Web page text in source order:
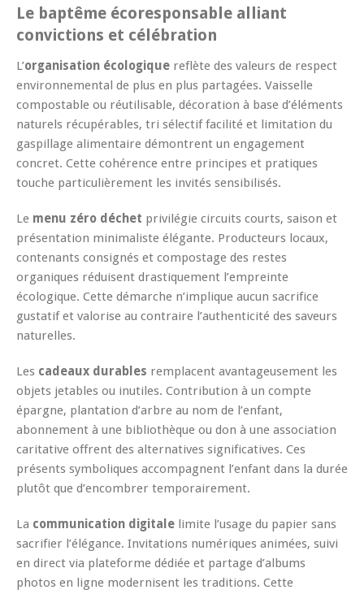
Le baptême écoresponsable alliant
convictions et célébration
L’organisation écologique reflète des valeurs de respect
environnemental de plus en plus partagées. Vaisselle
compostable ou réutilisable, décoration à base d’éléments
naturels récupérables, tri sélectif facilité et limitation du
gaspillage alimentaire démontrent un engagement
concret. Cette cohérence entre principes et pratiques
touche particulièrement les invités sensibilisés.
Le menu zéro déchet privilégie circuits courts, saison et
présentation minimaliste élégante. Producteurs locaux,
contenants consignés et compostage des restes
organiques réduisent drastiquement l’empreinte
écologique. Cette démarche n’implique aucun sacrifice
gustatif et valorise au contraire l’authenticité des saveurs
naturelles.
Les cadeaux durables remplacent avantageusement les
objets jetables ou inutiles. Contribution à un compte
épargne, plantation d’arbre au nom de l’enfant,
abonnement à une bibliothèque ou don à une association
caritative offrent des alternatives significatives. Ces
présents symboliques accompagnent l’enfant dans la durée
plutôt que d’encombrer temporairement.
La communication digitale limite l’usage du papier sans
sacrifier l’élégance. Invitations numériques animées, suivi
en direct via plateforme dédiée et partage d’albums
photos en ligne modernisent les traditions. Cette